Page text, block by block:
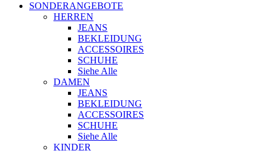
SONDERANGEBOTE
HERREN
JEANS
BEKLEIDUNG
ACCESSOIRES
SCHUHE
Siehe Alle
DAMEN
JEANS
BEKLEIDUNG
ACCESSOIRES
SCHUHE
Siehe Alle
KINDER